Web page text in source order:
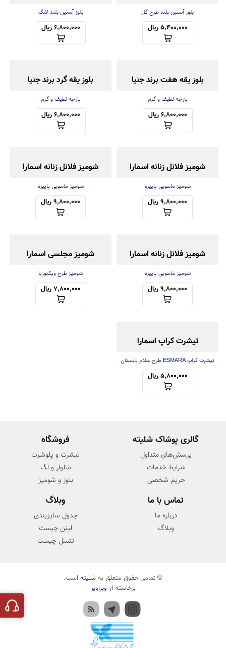
بلوز آستین بلند طرح گل
5,400,000 ریال
بلوز آستین بلند لانگ
6,800,000 ریال
بلوز یقه هفت برند جنیا
پارچه لطیف و گرم
6,800,000 ریال
بلوز یقه گرد برند جنیا
پارچه لطیف و گرم
6,800,000 ریال
شومیز فلانل زنانه اسمارا
شومیز مانتویی پاییزه
9,800,000 ریال
شومیز فلانل زنانه اسمارا
شومیز مانتویی پاییزه
9,800,000 ریال
شومیز فلانل زنانه اسمارا
شومیز مانتویی پاییزه
9,800,000 ریال
شومیز مجلسی اسمارا
شومیز طرح ویکتوریا
7,800,000 ریال
تیشرت کراپ اسمارا
تیشرت کراپ ESMARA طرح سلام تابستان
5,800,000 ریال
گالری پوشاک شلیته
پرسش‌های متداول
شرایط خدمات
حریم شخصی
فروشگاه
تیشرت و پلوشرت
شلوار و لگ
بلوز و شومیز
تماس با ما
درباره ما
وبلاگ
وبلاگ
جدول سایزبندی
لینن چیست
تنسل چیست
© تمامی حقوق متعلق به شلیته است.
برخاسته از ویراویر